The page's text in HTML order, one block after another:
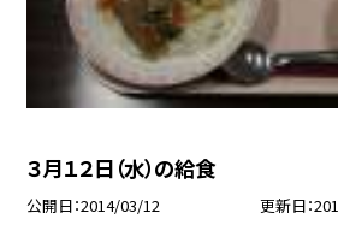
３月１２日（水）の給食
公開日 2014/03/12 更新日